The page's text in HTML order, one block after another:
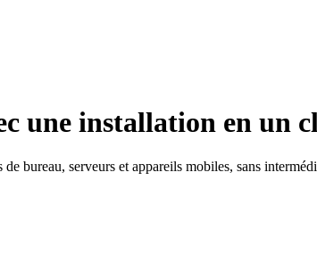
une installation en un
bureau, serveurs et appareils mobiles, sans